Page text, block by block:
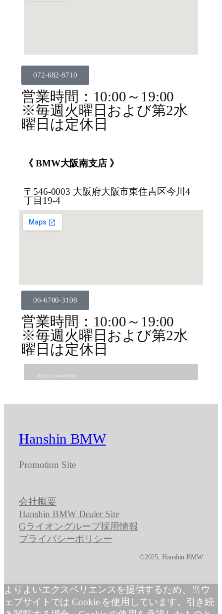
072-682-8710
営業時間：10:00～19:00
※毎週火曜日および第2水
曜日は定休日
《 BMW大阪南支店 》
〒546-0003 大阪府大阪市東住吉区今川4
丁目19-4
06-6700-3108
営業時間：10:00～19:00
※毎週火曜日および第2水
曜日は定休日
Hanshin BMW
Promotion Site
会社概要
Hanshin BMW Dealer Site
Gライオングループ採用情報
プライバシーポリシー
©2025, Hanshin BMW
よりよいエクスペリエンスを提供するため、当ウ
ェブサイトでは Cookie を使用しています。引き続